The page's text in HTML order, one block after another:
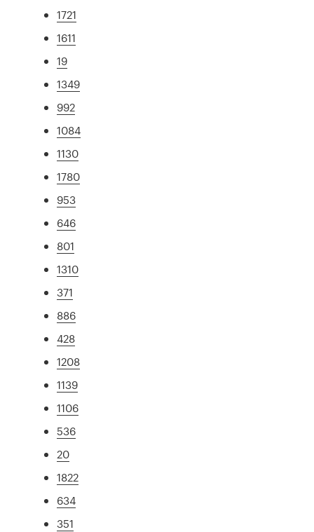
1721
1611
19
1349
992
1084
1130
1780
953
646
801
1310
371
886
428
1208
1139
1106
536
20
1822
634
351